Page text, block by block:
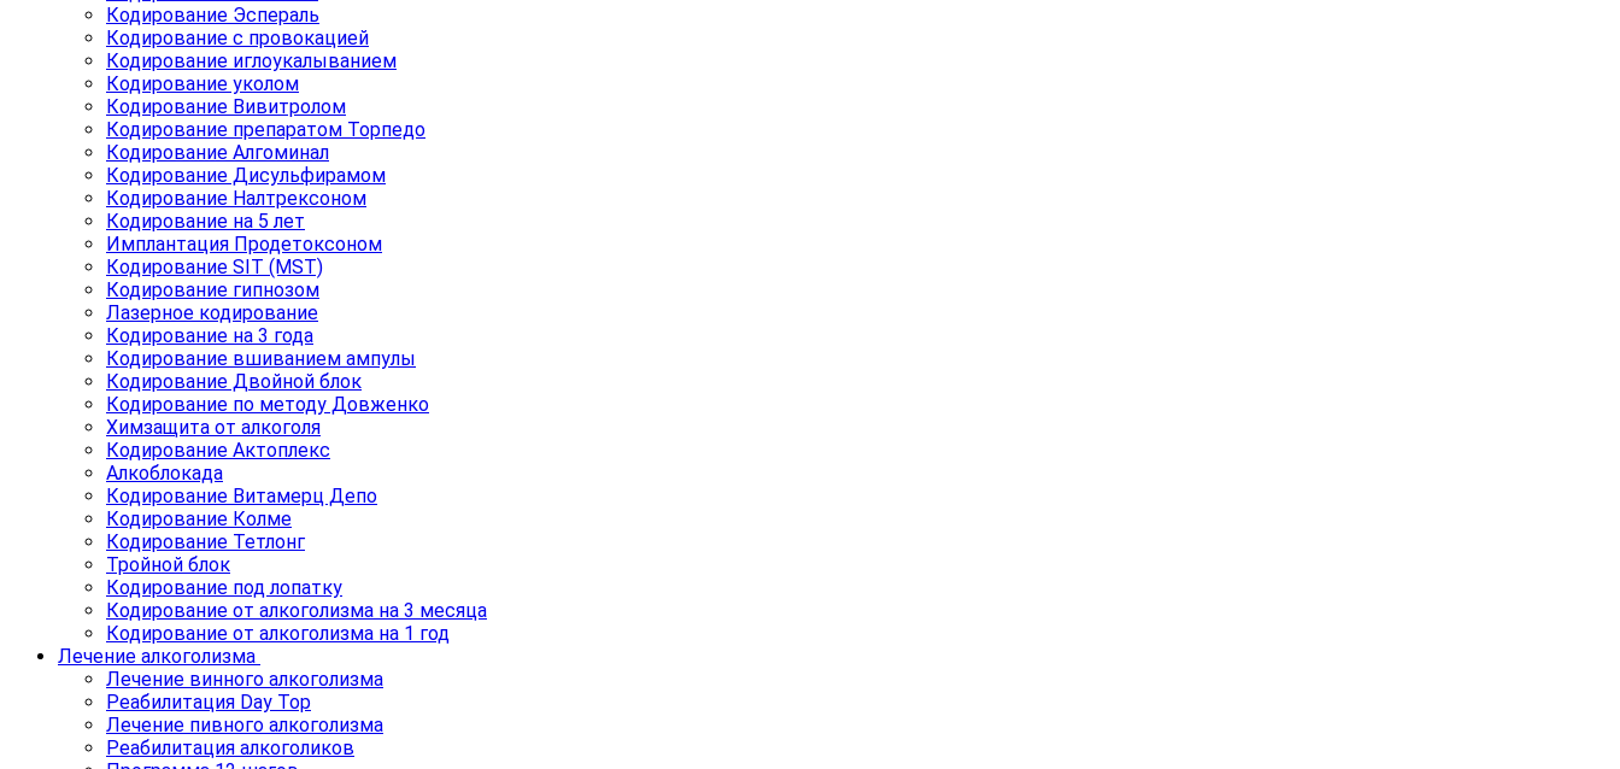
Кодирование Эспераль
Кодирование с провокацией
Кодирование иглоукалыванием
Кодирование уколом
Кодирование Вивитролом
Кодирование препаратом Торпедо
Кодирование Алгоминал
Кодирование Дисульфирамом
Кодирование Налтрексоном
Кодирование на 5 лет
Имплантация Продетоксоном
Кодирование SIT (MST)
Кодирование гипнозом
Лазерное кодирование
Кодирование на 3 года
Кодирование вшиванием ампулы
Кодирование Двойной блок
Кодирование по методу Довженко
Химзащита от алкоголя
Кодирование Актоплекс
Алкоблокада
Кодирование Витамерц Депо
Кодирование Колме
Кодирование Тетлонг
Тройной блок
Кодирование под лопатку
Кодирование от алкоголизма на 3 месяца
Кодирование от алкоголизма на 1 год
Лечение алкоголизма
Лечение винного алкоголизма
Реабилитация Day Top
Лечение пивного алкоголизма
Реабилитация алкоголиков